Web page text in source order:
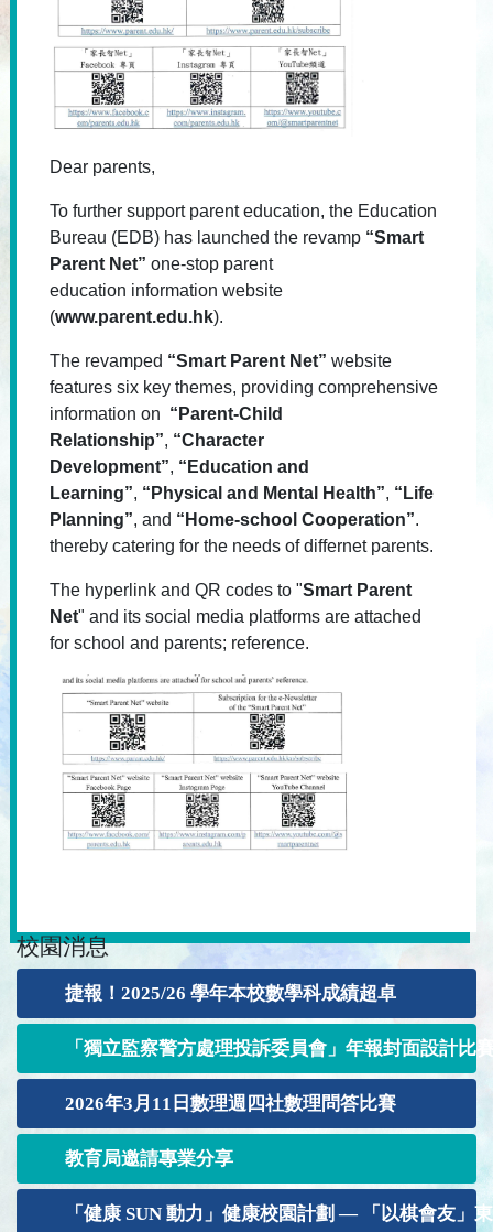
Dear parents,
To further support parent education, the Education
Bureau (EDB) has launched the revamp “Smart
Parent Net” one-stop parent
education information website
(www.parent.edu.hk).
The revamped “Smart Parent Net” website
features six key themes, providing comprehensive
information on “Parent-Child
Relationship”, “Character
Development”, “Education and
Learning”, “Physical and Mental Health”, “Life
Planning”, and “Home-school Cooperation”.
thereby catering for the needs of differnet parents.
The hyperlink and QR codes to "Smart Parent
Net" and its social media platforms are attached
for school and parents; reference.
校園消息
捷報！2025/26 學年本校數學科成績超卓
「獨立監察警方處理投訴委員會」年報封面設計比
2026年3月11日數理週四社數理問答比賽
教育局邀請專業分享
「健康 SUN 動力」健康校園計劃 — 「以棋會友」